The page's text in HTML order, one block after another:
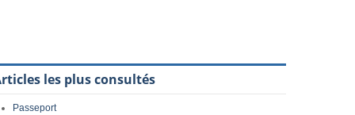
les plus consultés
Passeport